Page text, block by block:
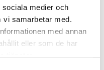
medier och
vi samarbetar med.
med annan
eller som de har